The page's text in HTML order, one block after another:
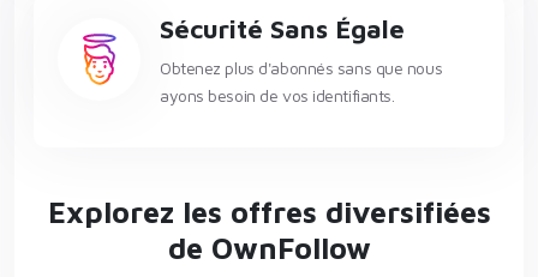
Sécurité Sans Égale
Obtenez plus d'abonnés sans que nous
ayons besoin de vos identifiants.
Explorez les offres diversifiées
de OwnFollow